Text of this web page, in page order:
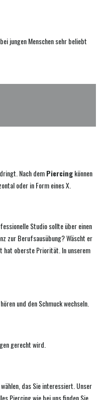
jungen Menschen sehr beliebt
Nach demPiercingkönnen
oder in Form eines X.
Studio sollte über einen
zur Berufsausübung? Wäscht er
hat oberste Priorität. In unserem
und den Schmuck wechseln.
gerecht wird.
das Sie interessiert. Unser
Piercing wie bei uns finden Sie